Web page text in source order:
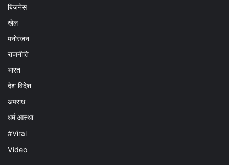
बिजनेस
खेल
मनोरंजन
राजनीति
भारत
देश विदेश
अपराध
धर्म आस्था
#Viral
Video